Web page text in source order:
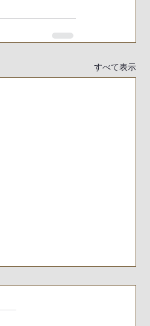
すべて表示